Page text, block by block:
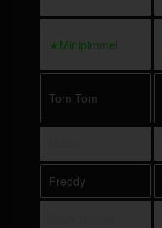
★Minipimmel
Tom Tom
Freddy